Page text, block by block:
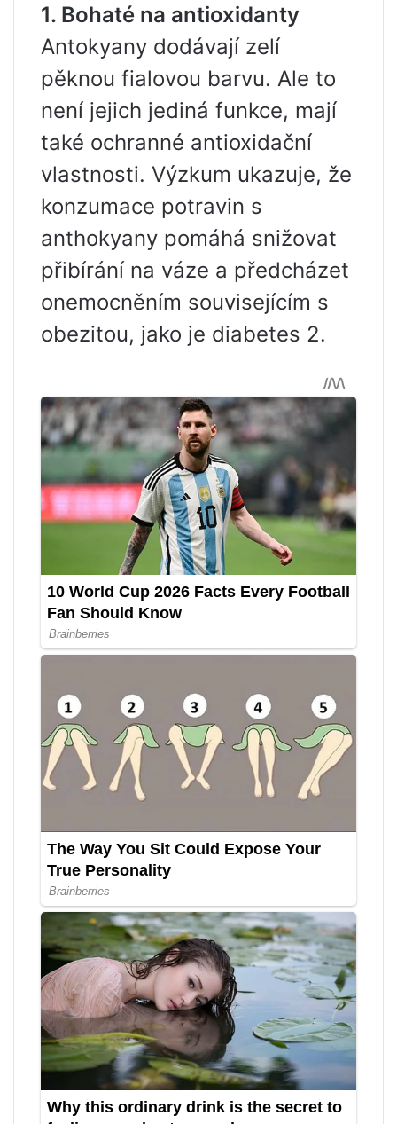
1. Bohaté na antioxidanty
Antokyany dodávají zelí
pěknou fialovou barvu. Ale to
není jejich jediná funkce, mají
také ochranné antioxidační
vlastnosti. Výzkum ukazuje, že
konzumace potravin s
anthokyany pomáhá snižovat
přibírání na váze a předcházet
onemocněním souvisejícím s
obezitou, jako je diabetes 2.